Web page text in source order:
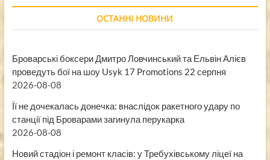
ОСТАННІ НОВИНИ
Броварські боксери Дмитро Ловчинський та Ельвін Алієв
проведуть бої на шоу Usyk 17 Promotions 22 серпня
2026-08-08
Її не дочекалась донечка: внаслідок ракетного удару по
станції під Броварами загинула перукарка
2026-08-08
Новий стадіон і ремонт класів: у Требухівському ліцеї на